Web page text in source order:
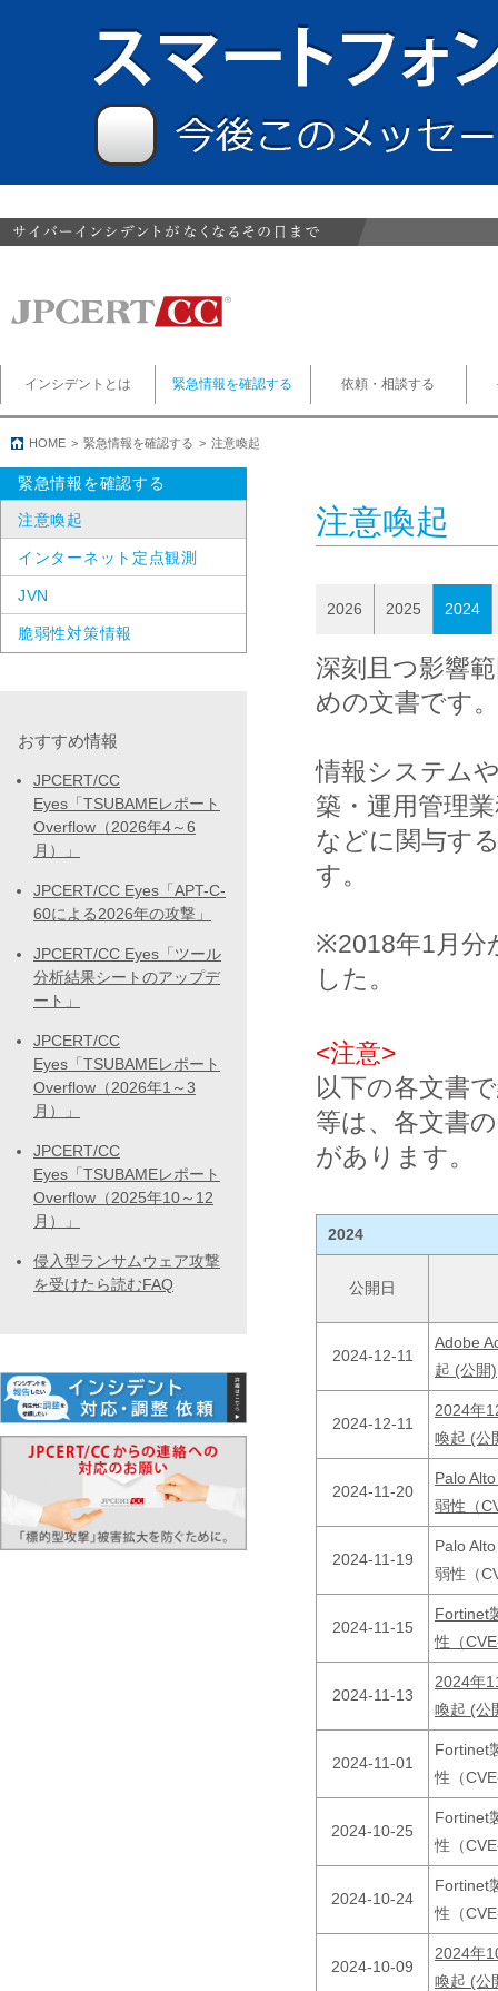
インシデントとは 緊急情報を確認する 依頼・相談する
HOME 緊急情報を確認する 注意喚起
注意喚起
2026 2025 2024
深刻且つ影響
めの文書です。
情報システム
築・運用管理
などに関与す
す。
※2018年1月分
した。
<注意>
以下の各文書
等は、各文書
があります。
2024
公開日
2024-12-11
Adobe
起 (公開)
2024-12-11
2024年
喚起 (公
2024-11-20
Palo
弱性（
2024-11-19
Palo
弱性（
2024-11-15
Fortinet
性（
2024-11-13
2024年
喚起 (公
2024-11-01
Fortinet
性（
2024-10-25
Fortinet
性（
2024-10-24
Fortinet
性（
2024-10-09
2024年
喚起 (公
緊急情報を確認する
注意喚起
インターネット定点観測
JVN
脆弱性対策情報
おすすめ情報
JPCERT/CC
Eyes「TSUBAMEレポート
Overflow（2026年4～6
月）」
JPCERT/CC Eyes「APT-C-
60による2026年の攻撃」
JPCERT/CC Eyes「ツール
分析結果シートのアップデ
ート」
JPCERT/CC
Eyes「TSUBAMEレポート
Overflow（2026年1～3
月）」
JPCERT/CC
Eyes「TSUBAMEレポート
Overflow（2025年10～12
月）」
侵入型ランサムウェア攻撃
を受けたら読むFAQ